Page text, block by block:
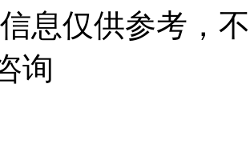
息仅供参考，
询